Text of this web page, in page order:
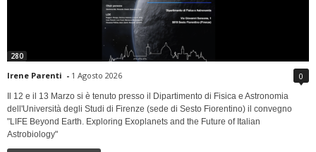
280
Irene Parenti - 1 Agosto 2026 0
Il 12 e il 13 Marzo si è tenuto presso il Dipartimento di Fisica e Astronomia
dell'Università degli Studi di Firenze (sede di Sesto Fiorentino) il convegno
"LIFE Beyond Earth. Exploring Exoplanets and the Future of Italian
Astrobiology"